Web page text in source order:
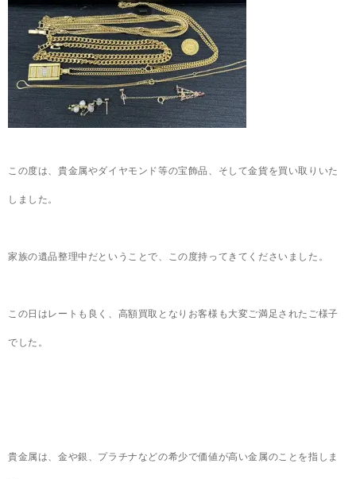
この度は、貴金属やダイヤモンド等の宝飾品、そして金貨を買い取りいた
しました。
家族の遺品整理中だということで、この度持ってきてくださいました。
この日はレートも良く、高額買取となりお客様も大変ご満足されたご様子
でした。
貴金属は、金や銀、プラチナなどの希少で価値が高い金属のことを指しま